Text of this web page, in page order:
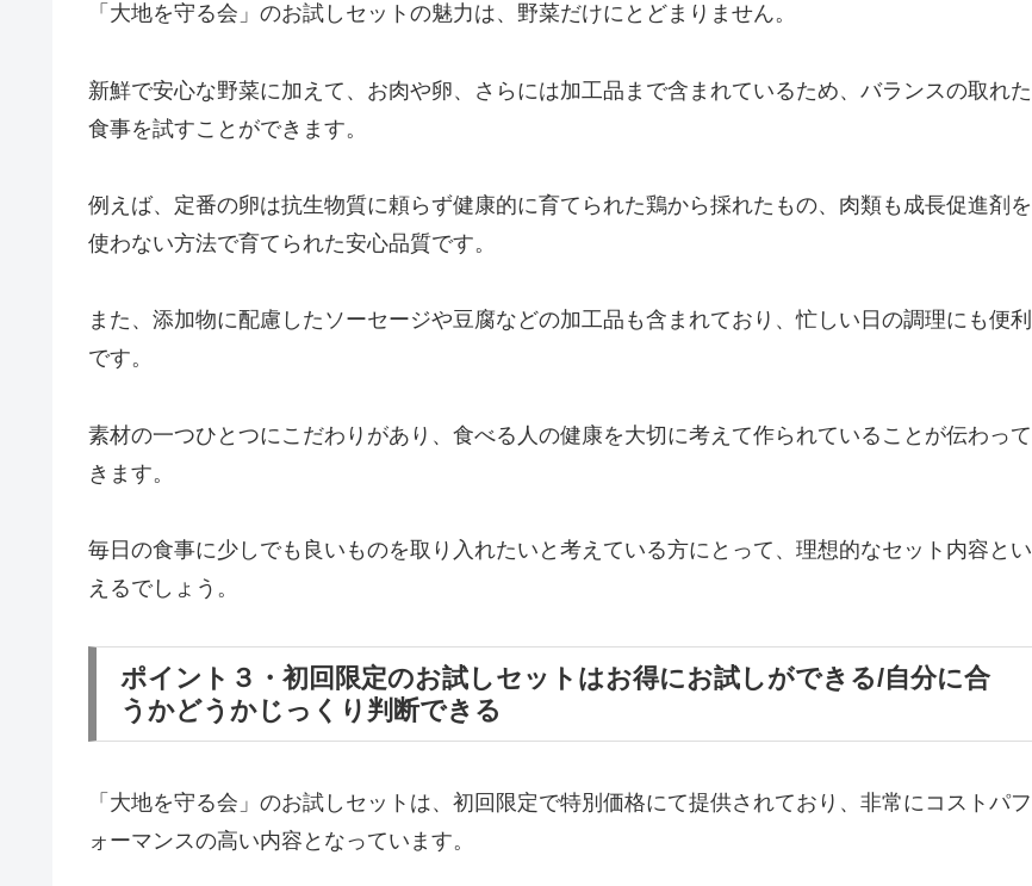
「大地を守る会」のお試しセットの魅力は、野菜だけにとどまりません。
新鮮で安心な野菜に加えて、お肉や卵、さらには加工品まで含まれているため、バランスの取れた
食事を試すことができます。
例えば、定番の卵は抗生物質に頼らず健康的に育てられた鶏から採れたもの、肉類も成長促進剤を
使わない方法で育てられた安心品質です。
また、添加物に配慮したソーセージや豆腐などの加工品も含まれており、忙しい日の調理にも便利
です。
素材の一つひとつにこだわりがあり、食べる人の健康を大切に考えて作られていることが伝わって
きます。
毎日の食事に少しでも良いものを取り入れたいと考えている方にとって、理想的なセット内容とい
えるでしょう。
ポイント３・初回限定のお試しセットはお得にお試しができる/自分に合
うかどうかじっくり判断できる
「大地を守る会」のお試しセットは、初回限定で特別価格にて提供されており、非常にコストパフ
ォーマンスの高い内容となっています。